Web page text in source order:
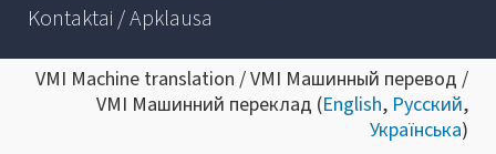
Kontaktai / Apklausa
VMI Machine translation / VMI Машинный перевод /
VMI Машинний переклад (English, Русский,
Українська)